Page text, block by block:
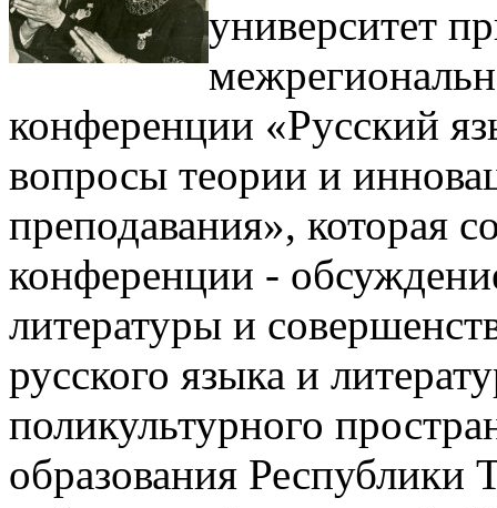
университет
конференции «Русский
вопросы теории и
преподавания», которая
конференции -
литературы и
русского языка и
поликультурного
образования Республики